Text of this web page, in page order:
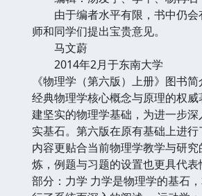
由于编者水平有限，书中仍会
师和同学们提出宝贵意见。
马文蔚
2014年2月于东南大学
《物理学（第六版）上册》图书
经典物理学核心概念与原理的权
建坚实的物理学基础，为进一步
实基石。第六版在原有基础上进行
内容更贴合当前物理学教学与研
炼，例题与习题的设置也更具代
部分：力学 力学是物理学的基石